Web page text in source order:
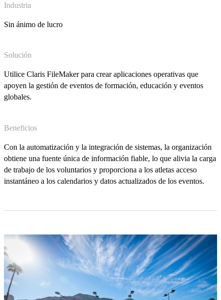
Industria
Sin ánimo de lucro
Solución
Utilice Claris FileMaker para crear aplicaciones operativas que
apoyen la gestión de eventos de formación, educación y eventos
globales.
Beneficios
Con la automatización y la integración de sistemas, la organización
obtiene una fuente única de información fiable, lo que alivia la carga
de trabajo de los voluntarios y proporciona a los atletas acceso
instantáneo a los calendarios y datos actualizados de los eventos.